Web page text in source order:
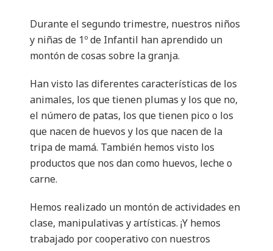
Durante el segundo trimestre, nuestros niños
y niñas de 1º de Infantil han aprendido un
montón de cosas sobre la granja.
Han visto las diferentes características de los
animales, los que tienen plumas y los que no,
el número de patas, los que tienen pico o los
que nacen de huevos y los que nacen de la
tripa de mamá. También hemos visto los
productos que nos dan como huevos, leche o
carne.
Hemos realizado un montón de actividades en
clase, manipulativas y artísticas. ¡Y hemos
trabajado por cooperativo con nuestros